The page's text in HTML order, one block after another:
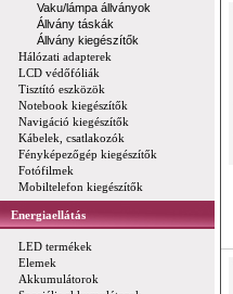
Vaku/lámpa állványok
Állvány táskák
Állvány kiegészítők
Hálózati adapterek
LCD védőfóliák
Tisztító eszközök
Notebook kiegészítők
Navigáció kiegészítők
Kábelek, csatlakozók
Fényképezőgép kiegészítők
Fotófilmek
Mobiltelefon kiegészítők
Energiaellátás
LED termékek
Elemek
Akkumulátorok